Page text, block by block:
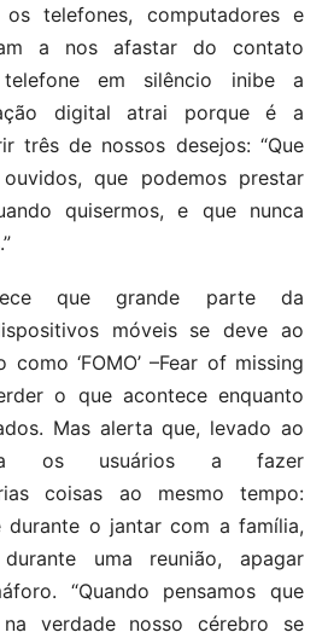
telefones, computadores e
a nos afastar do contato
em silêncio inibe a
digital atrai porque é a
três de nossos desejos: “Que
que podemos prestar
quisermos, e que nunca
que grande parte da
móveis se deve ao
‘FOMO’ –Fear of missing
o que acontece enquanto
Mas alerta que, levado ao
os usuários a fazer
coisas ao mesmo tempo:
durante o jantar com a família,
uma reunião, apagar
“Quando pensamos que
verdade nosso cérebro se